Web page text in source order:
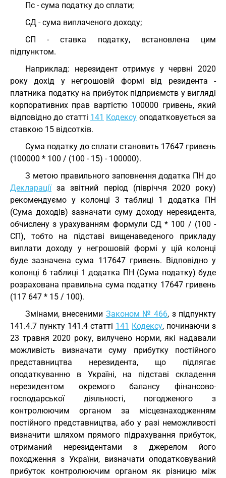
Пс - сума податку до сплати;
СД - сума виплаченого доходу;
СП - ставка податку, встановлена цим
підпунктом.
Наприклад: нерезидент отримує у червні 2020
року дохід у негрошовій формі від резидента -
платника податку на прибуток підприємств у вигляді
корпоративних прав вартістю 100000 гривень, який
відповідно до статті 141 Кодексу оподатковується за
ставкою 15 відсотків.
Сума податку до сплати становить 17647 гривень
(100000 * 100 / (100 - 15) - 100000).
З метою правильного заповнення додатка ПН до
Деклараціїза звітний період (півріччя 2020 року)
рекомендуємо у колонці 3 таблиці 1 додатка ПН
(Сума доходів) зазначати суму доходу нерезидента,
обчислену з урахуванням формули СД * 100 / (100 -
СП), тобто на підставі вищенаведеного прикладу
виплати доходу у негрошовій формі у цій колонці
буде зазначена сума 117647 гривень. Відповідно у
колонці 6 таблиці 1 додатка ПН (Сума податку) буде
розрахована правильна сума податку 17647 гривень
(117 647 * 15 / 100).
Змінами, внесеними Законом № 466, з підпункту
141.4.7 пункту 141.4 статті 141 Кодексу, починаючи з
23 травня 2020 року, вилучено норми, які надавали
можливість визначати суму прибутку постійного
представництва нерезидента, що підлягає
оподаткуванню в Україні, на підставі складення
нерезидентом окремого балансу фінансово-
господарської діяльності, погодженого з
контролюючим органом за місцезнаходженням
постійного представництва, або у разі неможливості
визначити шляхом прямого підрахування прибуток,
отриманий нерезидентами з джерелом його
походження з України, визначати оподатковуваний
прибуток контролюючим органом як різницю між